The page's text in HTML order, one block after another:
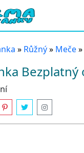
» Růžný» Meče»
Bezplatný